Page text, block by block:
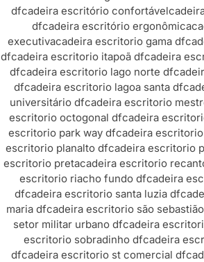
dfcadeira escritório confortável
dfcadeira escritório ergonômica
executivacadeira escritorio gama df
dfcadeira escritorio itapoã dfcadeira
dfcadeira escritorio lago norte df
dfcadeira escritorio lagoa santa df
universitário dfcadeira escritorio
escritorio octogonal dfcadeira
escritorio park way dfcadeira
escritorio planalto dfcadeira escritorio
escritorio pretacadeira escritorio
escritorio riacho fundo dfcadeira
dfcadeira escritorio santa luzia df
maria dfcadeira escritorio são
setor militar urbano dfcadeira
escritorio sobradinho dfcadeira
dfcadeira escritorio st comercial df